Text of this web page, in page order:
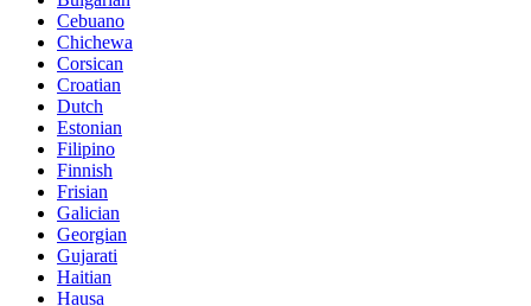
Cebuano
Chichewa
Corsican
Croatian
Dutch
Estonian
Filipino
Finnish
Frisian
Galician
Georgian
Gujarati
Haitian
Hausa